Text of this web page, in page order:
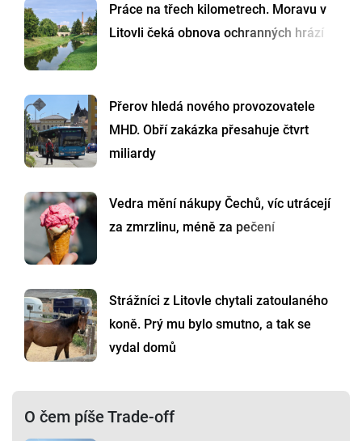
Práce na třech kilometrech. Moravu v
Litovli čeká obnova ochranných hrází
Přerov hledá nového provozovatele
MHD. Obří zakázka přesahuje čtvrt
miliardy
Vedra mění nákupy Čechů, víc utrácejí
za zmrzlinu, méně za pečení
Strážníci z Litovle chytali zatoulaného
koně. Prý mu bylo smutno, a tak se
vydal domů
O čem píše Trade-off